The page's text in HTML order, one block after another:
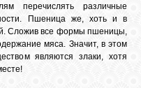
перечислять различные
Пшеница же, хоть и в
Сложив все формы пшеницы,
мяса. Значит, в этом
являются злаки, хотя